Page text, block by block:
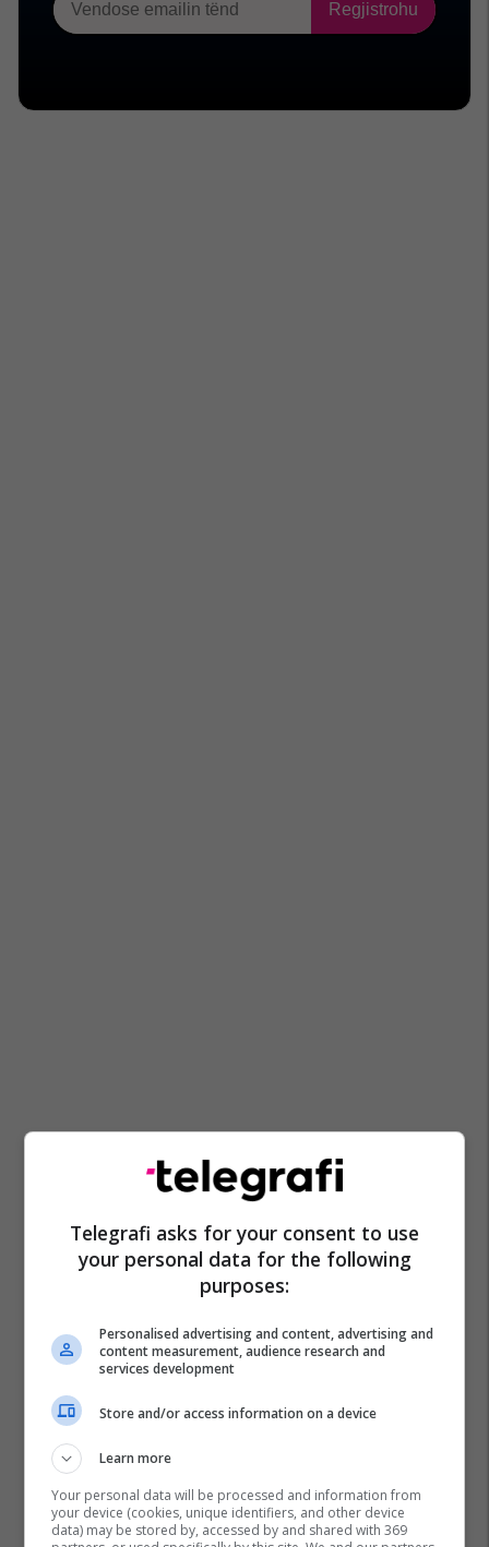
Telegrafi asks for your consent to use
your personal data for the following
purposes:
Personalised advertising and content, advertising and
content measurement, audience research and
services development
Store and/or access information on a device
Learn more
Your personal data will be processed and information from
your device (cookies, unique identifiers, and other device
data) may be stored by, accessed by and shared with 369